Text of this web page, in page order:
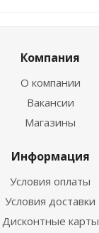
Компания
О компании
Вакансии
Магазины
Информация
Условия оплаты
Условия доставки
Дисконтные карты